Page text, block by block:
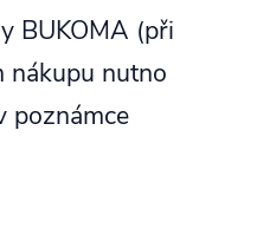
BUKOMA (při
nákupu nutno
poznámce